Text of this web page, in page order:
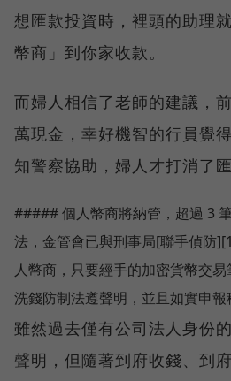
想匯款投資時，裡頭的助理
幣商」到你家收款。
而婦人相信了老師的建議，
萬現金，幸好機智的行員覺
知警察協助，婦人才打消了匯
##### 個人幣商將納管，超過 3
法，金管會已與刑事局[聯手偵防
人幣商，只要經手的加密貨幣交
洗錢防制法遵聲明，並且如實申報
雖然過去僅有公司法人身份
聲明，但隨著到府收錢、到